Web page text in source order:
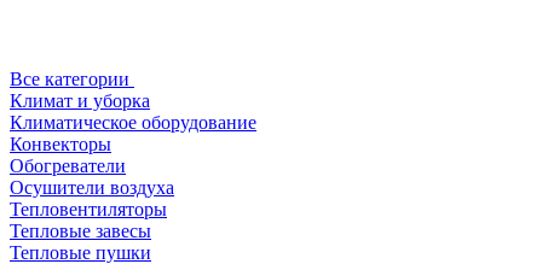
Все категории
Климат и уборка
Климатическое оборудование
Конвекторы
Обогреватели
Осушители воздуха
Тепловентиляторы
Тепловые завесы
Тепловые пушки